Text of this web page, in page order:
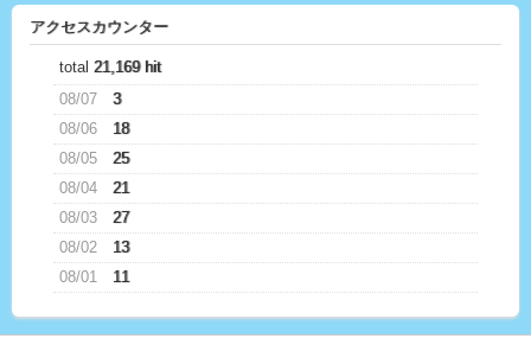
アクセスカウンター
total 21,169 hit
08/07
3
08/06
18
08/05
25
08/04
21
08/03
27
08/02
13
08/01
11